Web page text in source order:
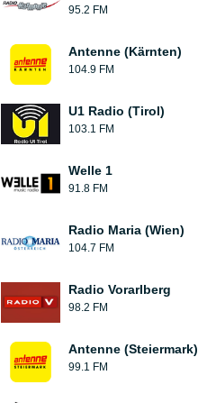
95.2 FM
Antenne (Kärnten)
104.9 FM
U1 Radio (Tirol)
103.1 FM
Welle 1
91.8 FM
Radio Maria (Wien)
104.7 FM
Radio Vorarlberg
98.2 FM
Antenne (Steiermark)
99.1 FM